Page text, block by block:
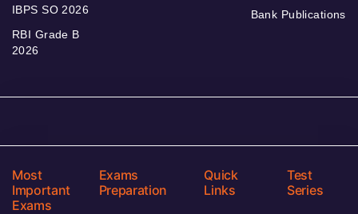
IBPS SO 2026
RBI Grade B
2026
Bank Publications
Most
Important
Exams
Exams
Preparation
Quick
Links
Test
Series